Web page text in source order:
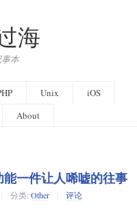
海
本
Unix
iOS
About
一件让人唏嘘的往事
分类: Other 评论